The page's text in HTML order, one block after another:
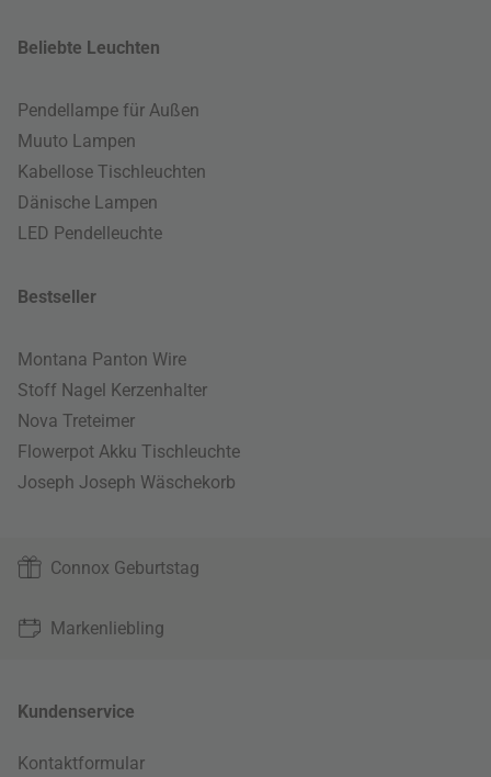
Beliebte Leuchten
Pendellampe für Außen
Muuto Lampen
Kabellose Tischleuchten
Dänische Lampen
LED Pendelleuchte
Bestseller
Montana Panton Wire
Stoff Nagel Kerzenhalter
Nova Treteimer
Flowerpot Akku Tischleuchte
Joseph Joseph Wäschekorb
Connox Geburtstag
Markenliebling
Kundenservice
Kontaktformular